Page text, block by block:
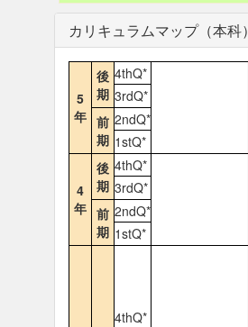
カリキュラムマップ（本科）
5
年
後
期
4thQ*
3rdQ*
前
期
2ndQ*
1stQ*
4
年
後
期
4thQ*
3rdQ*
前
期
2ndQ*
1stQ*
4thQ*